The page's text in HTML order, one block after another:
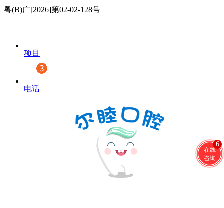
在线
咨询
6
粤(B)广[2026]第02-02-128号
项目
电话